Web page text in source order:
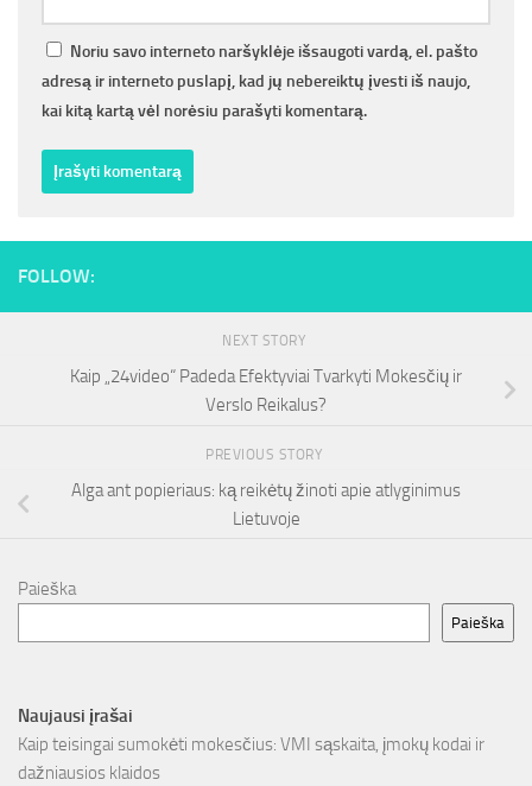
Noriu savo interneto naršyklėje išsaugoti vardą, el. pašto
adresą ir interneto puslapį, kad jų nebereiktų įvesti iš naujo,
kai kitą kartą vėl norėsiu parašyti komentarą.
FOLLOW:
NEXT STORY
Kaip „24video“ Padeda Efektyviai Tvarkyti Mokesčių ir
Verslo Reikalus?
PREVIOUS STORY
Alga ant popieriaus: ką reikėtų žinoti apie atlyginimus
Lietuvoje
Paieška
Paieška
Naujausi įrašai
Kaip teisingai sumokėti mokesčius: VMI sąskaita, įmokų kodai ir
dažniausios klaidos